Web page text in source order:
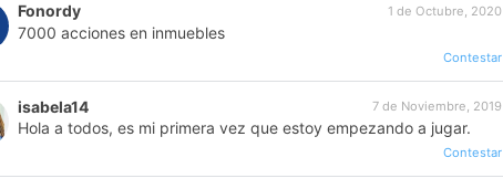
Fonordy 1 de Octubre, 2020
7000 acciones en inmuebles
Contestar
isabela14 7 de Noviembre, 2019
Hola a todos, es mi primera vez que estoy empezando a jugar.
Contestar